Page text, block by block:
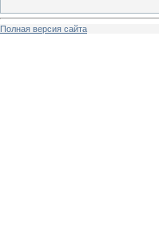
Полная версия сайта